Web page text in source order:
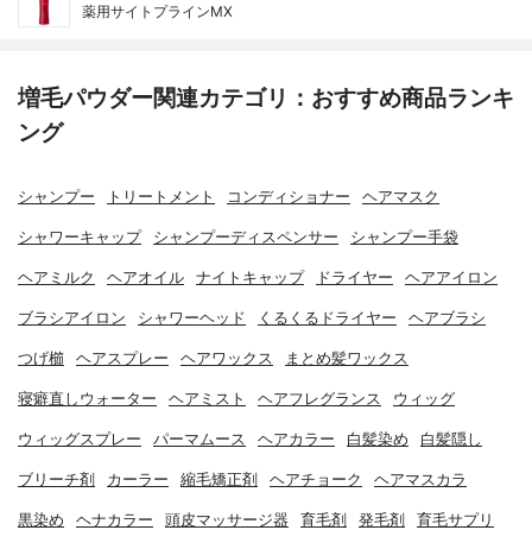
薬用サイトプラインMX
増毛パウダー関連カテゴリ：おすすめ商品ランキ
ング
シャンプー トリートメント コンディショナー ヘアマスク
シャワーキャップ シャンプーディスペンサー シャンプー手袋
ヘアミルク ヘアオイル ナイトキャップ ドライヤー ヘアアイロン
ブラシアイロン シャワーヘッド くるくるドライヤー ヘアブラシ
つげ櫛 ヘアスプレー ヘアワックス まとめ髪ワックス
寝癖直しウォーター ヘアミスト ヘアフレグランス ウィッグ
ウィッグスプレー パーマムース ヘアカラー 白髪染め 白髪隠し
ブリーチ剤 カーラー 縮毛矯正剤 ヘアチョーク ヘアマスカラ
黒染め ヘナカラー 頭皮マッサージ器 育毛剤 発毛剤 育毛サプリ